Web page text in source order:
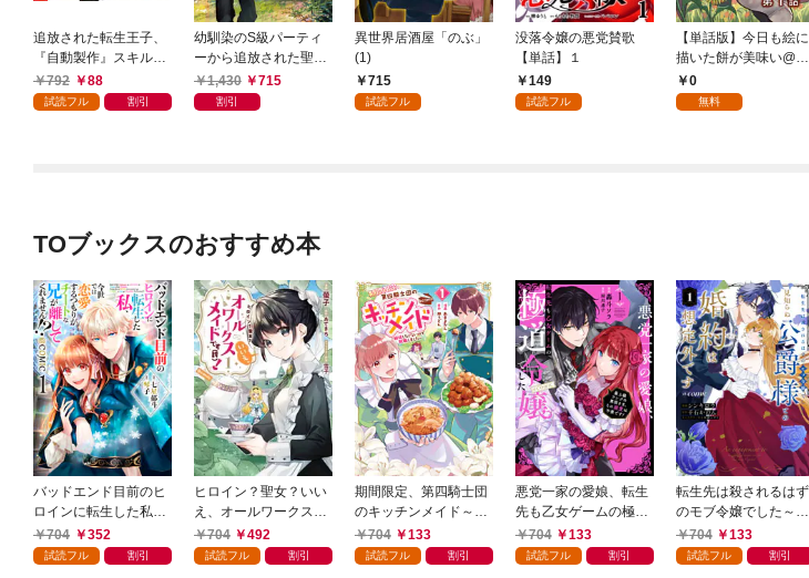
追放された転生王子、
『自動製作』スキルで
領地を爆速で開拓し最
強の村を作ってしまう
792 88
試読フル 割引
幼馴染のS級パーティ
ーから追放された聖獣
使い。万能支援魔法と
仲間を増やして最強
1,430 715
割引
異世界居酒屋「のぶ」
(1)
715
試読フル
没落令嬢の悪党賛歌
【単話】１
149
試読フル
【単話版】今日も絵に
描いた餅が美味い@C
OMIC 第1話
0
無料
TOブックスのおすすめ本
バッドエンド目前のヒ
ロインに転生した私、
今世では恋愛するつも
りがチートな兄が離し
704 352
試読フル 割引
ヒロイン？聖女？いい
え、オールワークスメ
イドです（誇）！@C
OMIC 第1巻
704 492
試読フル 割引
期間限定、第四騎士団
のキッチンメイド～結
婚したくないので就職
しました～@COMIC
704 133
試読フル 割引
悪党一家の愛娘、転生
先も乙女ゲームの極道
令嬢でした。～最上級
ランクの悪役さま、そ
704 133
試読フル 割引
転生先は殺されるはず
のモブ令嬢でした～見
知らぬ公爵様との婚約
は想定外です～
704 133
試読フル 割引